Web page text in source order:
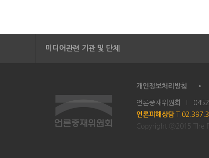
미디어관련 기관 및 단체
개인정보처리방침
언론중재위원회
언론피해상담
Copyright ⓒ2015 The